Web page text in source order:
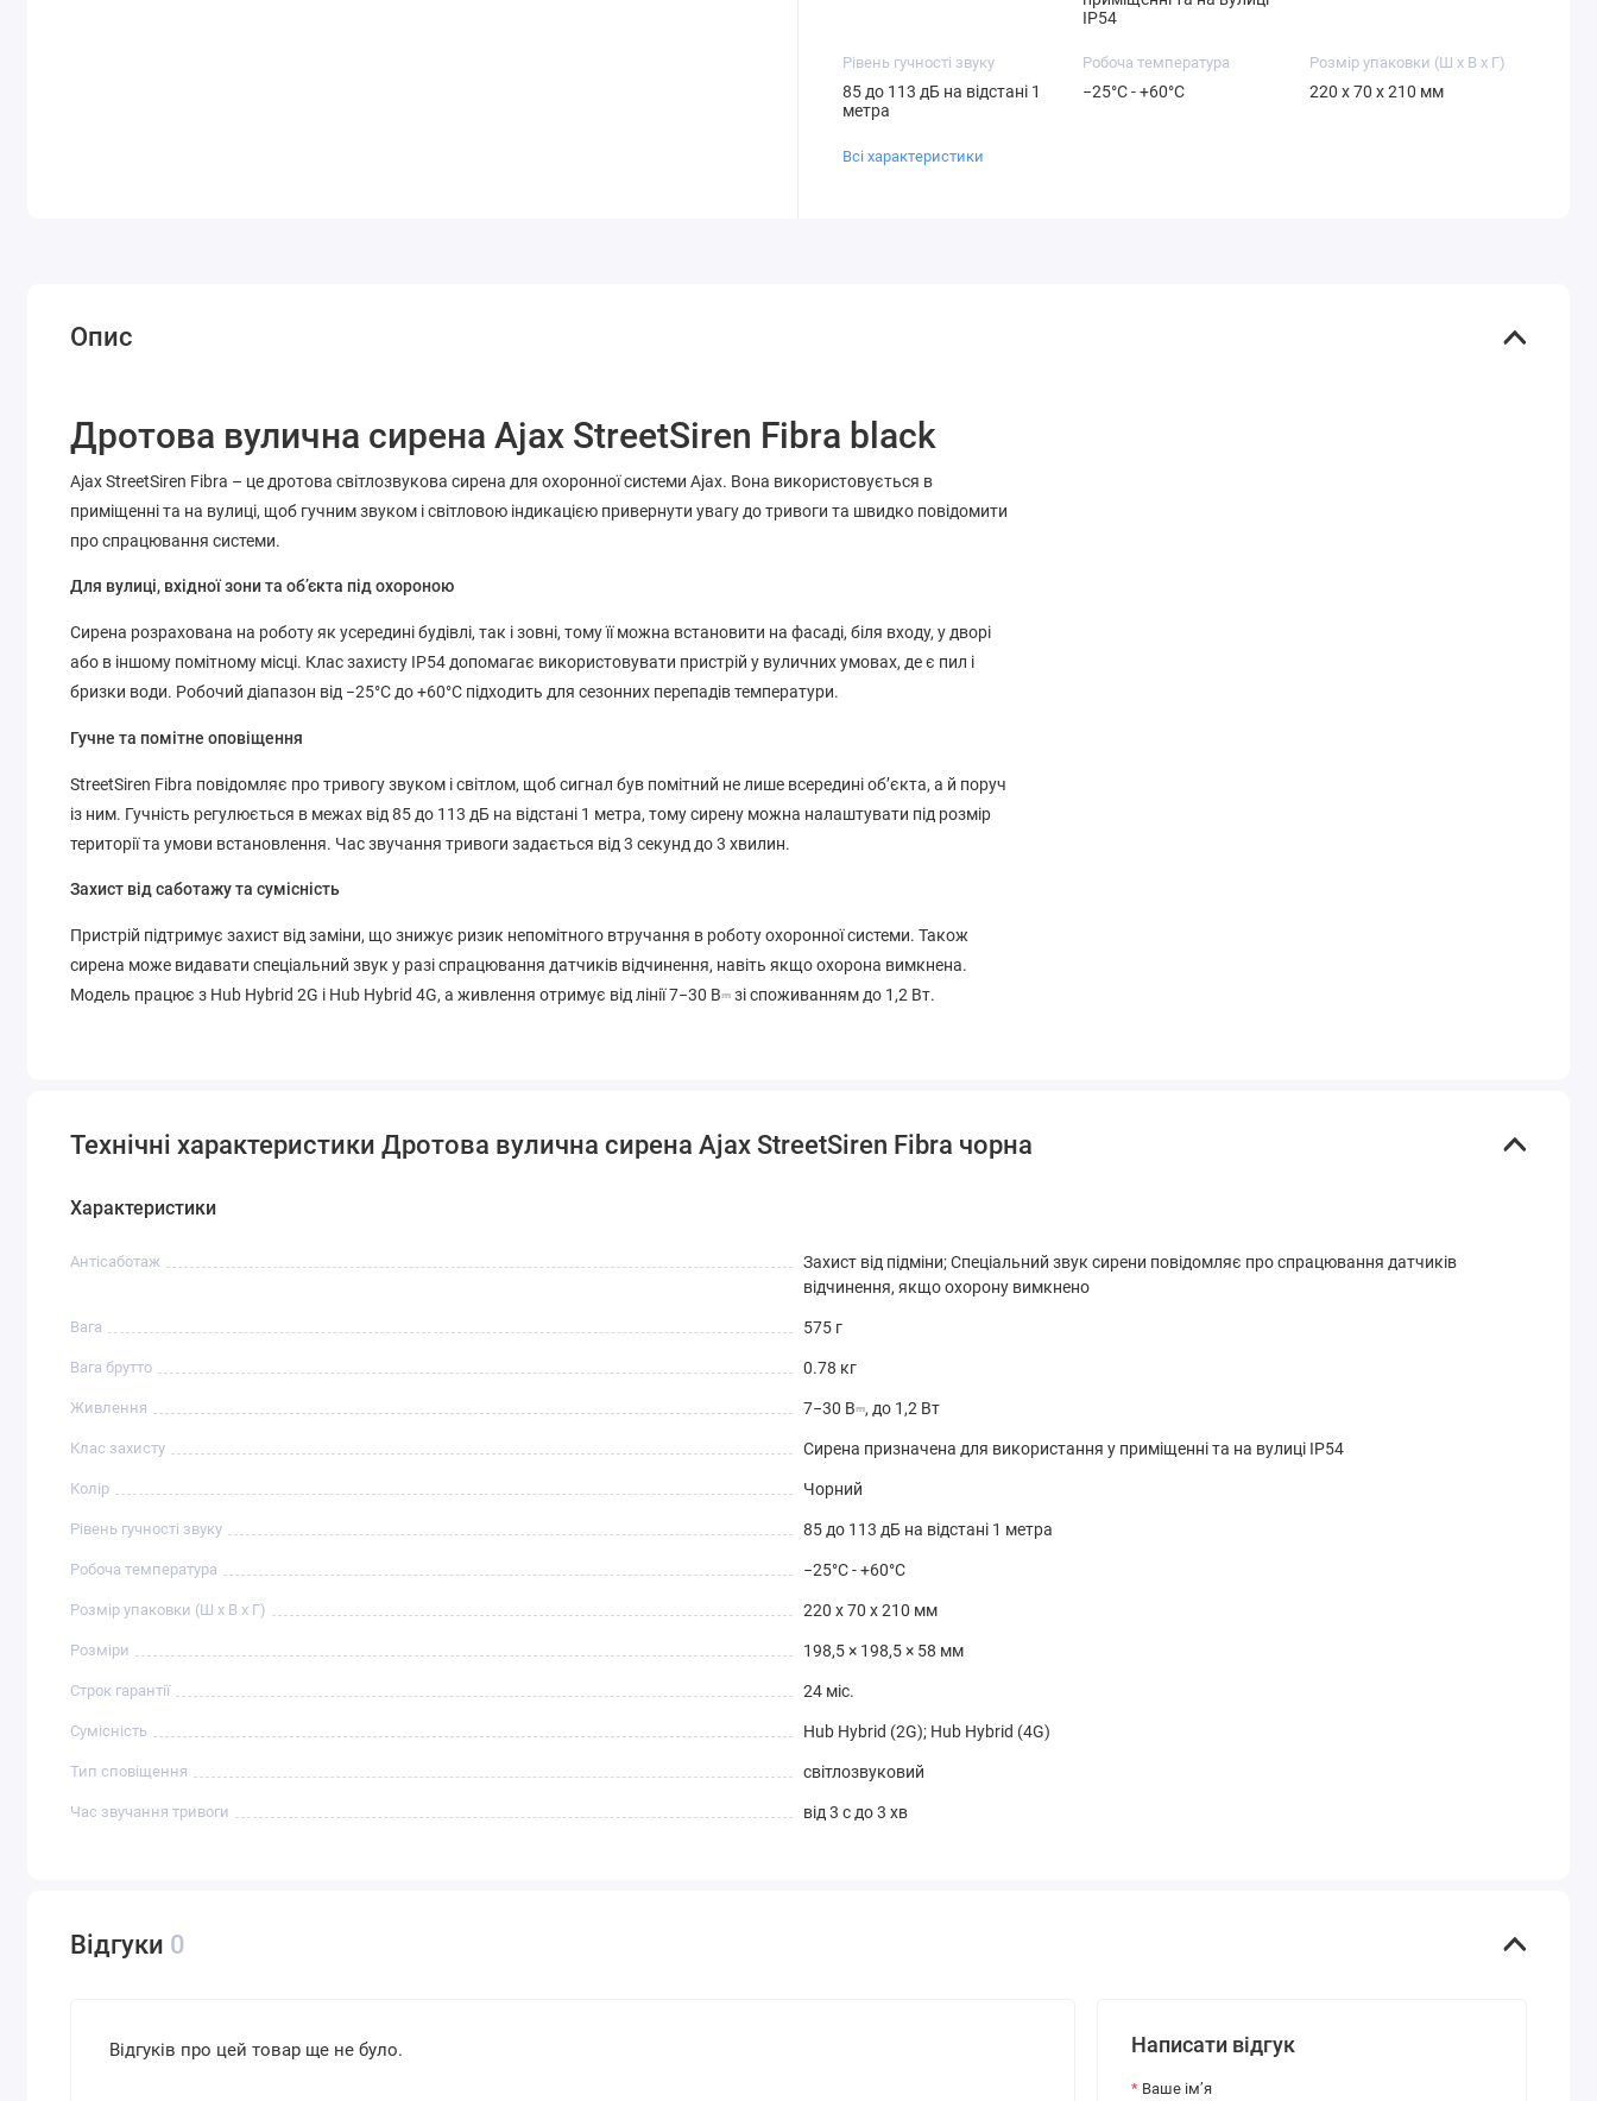
IP54
Рівень гучності звуку
85 до 113 дБ на відстані 1
метра
Робоча температура
−25°C - +60°C
Розмір упаковки (Ш х В х Г)
220 x 70 x 210 мм
Всі характеристики
Опис
Дротова вулична сирена Ajax StreetSiren Fibra black
Ajax StreetSiren Fibra – це дротова світлозвукова сирена для охоронної системи Ajax. Вона використовується в
приміщенні та на вулиці, щоб гучним звуком і світловою індикацією привернути увагу до тривоги та швидко повідомити
про спрацювання системи.
Для вулиці, вхідної зони та об’єкта під охороною
Сирена розрахована на роботу як усередині будівлі, так і зовні, тому її можна встановити на фасаді, біля входу, у дворі
або в іншому помітному місці. Клас захисту IP54 допомагає використовувати пристрій у вуличних умовах, де є пил і
бризки води. Робочий діапазон від −25°C до +60°C підходить для сезонних перепадів температури.
Гучне та помітне оповіщення
StreetSiren Fibra повідомляє про тривогу звуком і світлом, щоб сигнал був помітний не лише всередині об’єкта, а й поруч
із ним. Гучність регулюється в межах від 85 до 113 дБ на відстані 1 метра, тому сирену можна налаштувати під розмір
території та умови встановлення. Час звучання тривоги задається від 3 секунд до 3 хвилин.
Захист від саботажу та сумісність
Пристрій підтримує захист від заміни, що знижує ризик непомітного втручання в роботу охоронної системи. Також
сирена може видавати спеціальний звук у разі спрацювання датчиків відчинення, навіть якщо охорона вимкнена.
Модель працює з Hub Hybrid 2G і Hub Hybrid 4G, а живлення отримує від лінії 7−30 В⎓ зі споживанням до 1,2 Вт.
Технічні характеристики Дротова вулична сирена Ajax StreetSiren Fibra чорна
Характеристики
Антісаботаж
Захист від підміни; Спеціальний звук сирени повідомляє про спрацювання датчиків
відчинення, якщо охорону вимкнено
Вага 575 г
Вага брутто 0.78 кг
Живлення 7−30 В⎓, до 1,2 Вт
Клас захисту Сирена призначена для використання у приміщенні та на вулиці IP54
Колір Чорний
Рівень гучності звуку 85 до 113 дБ на відстані 1 метра
Робоча температура −25°C - +60°C
Розмір упаковки (Ш х В х Г) 220 x 70 x 210 мм
Розміри 198,5 × 198,5 × 58 мм
Строк гарантії 24 міс.
Сумісність Hub Hybrid (2G); Hub Hybrid (4G)
Тип сповіщення світлозвуковий
Час звучання тривоги від 3 с до 3 хв
Відгуки 0
Відгуків про цей товар ще не було. Написати відгук
Ваше ім’я